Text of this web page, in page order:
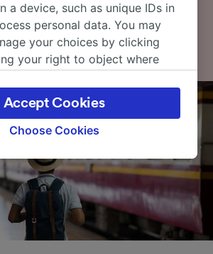
już dziś poszukaj biletów w
a device, such as unique IDs in
personal data. You may
your choices by clicking
your right to object where
page. These choices will be
partners and will not affect
Your data will not be used for
process data to provide:
data. Actively scan
for identification. Store
information on a device.
Choose Cookies
Accept Cookies